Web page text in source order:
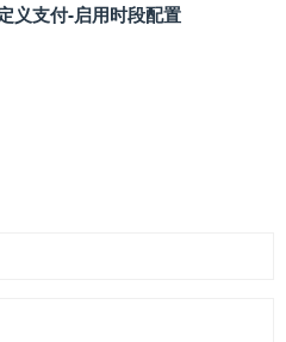
义支付‑启用时段配置